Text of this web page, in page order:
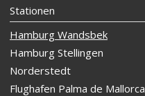
Stationen
Hamburg Wandsbek
Hamburg Stellingen
Norderstedt
Flughafen Palma de Mallorca